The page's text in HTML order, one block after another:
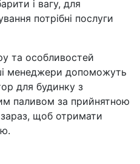
і вагу, для
потрібні послуги
та особливостей
менеджери допоможуть
для будинку з
паливом за прийнятною
щоб отримати